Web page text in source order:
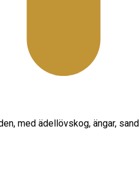
med ädellövskog, ängar,